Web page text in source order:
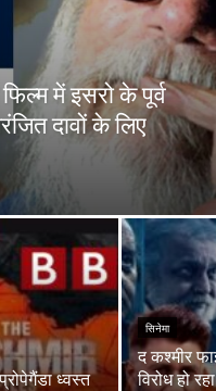
में इसरो के पूर्व
दावों के लिए
ध्वस्त
सिनेमा
द कश्मीर
विरोध हो